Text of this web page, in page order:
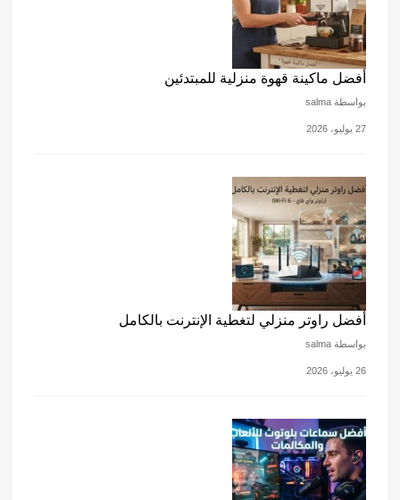
أفضل ماكينة قهوة منزلية للمبتدئين
بواسطة salma
27 يوليو، 2026
أفضل راوتر منزلي لتغطية الإنترنت بالكامل
بواسطة salma
26 يوليو، 2026